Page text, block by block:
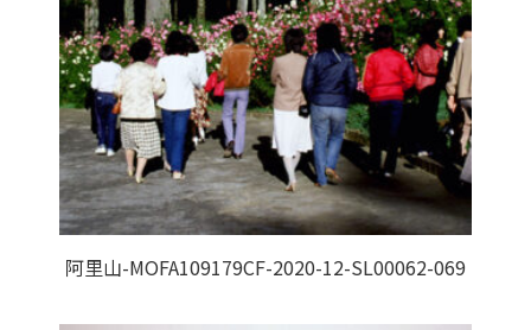
阿里山-MOFA109179CF-2020-12-SL00062-069